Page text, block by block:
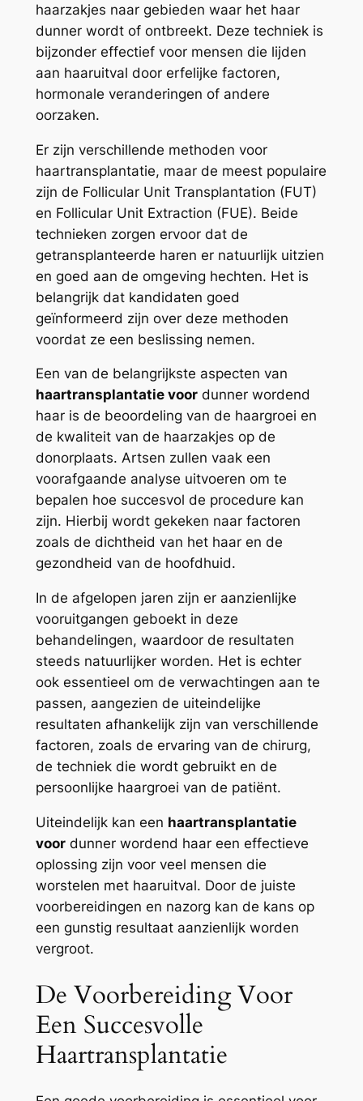
haarzakjes naar gebieden waar het haar
dunner wordt of ontbreekt. Deze techniek is
bijzonder effectief voor mensen die lijden
aan haaruitval door erfelijke factoren,
hormonale veranderingen of andere
oorzaken.
Er zijn verschillende methoden voor
haartransplantatie, maar de meest populaire
zijn de Follicular Unit Transplantation (FUT)
en Follicular Unit Extraction (FUE). Beide
technieken zorgen ervoor dat de
getransplanteerde haren er natuurlijk uitzien
en goed aan de omgeving hechten. Het is
belangrijk dat kandidaten goed
geïnformeerd zijn over deze methoden
voordat ze een beslissing nemen.
Een van de belangrijkste aspecten van
haartransplantatie voordunner wordend
haar is de beoordeling van de haargroei en
de kwaliteit van de haarzakjes op de
donorplaats. Artsen zullen vaak een
voorafgaande analyse uitvoeren om te
bepalen hoe succesvol de procedure kan
zijn. Hierbij wordt gekeken naar factoren
zoals de dichtheid van het haar en de
gezondheid van de hoofdhuid.
In de afgelopen jaren zijn er aanzienlijke
vooruitgangen geboekt in deze
behandelingen, waardoor de resultaten
steeds natuurlijker worden. Het is echter
ook essentieel om de verwachtingen aan te
passen, aangezien de uiteindelijke
resultaten afhankelijk zijn van verschillende
factoren, zoals de ervaring van de chirurg,
de techniek die wordt gebruikt en de
persoonlijke haargroei van de patiënt.
Uiteindelijk kan een haartransplantatie
voordunner wordend haar een effectieve
oplossing zijn voor veel mensen die
worstelen met haaruitval. Door de juiste
voorbereidingen en nazorg kan de kans op
een gunstig resultaat aanzienlijk worden
vergroot.
De Voorbereiding Voor
Een Succesvolle
Haartransplantatie